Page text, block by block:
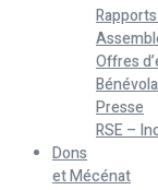
Offres
Presse
RSE –
Dons
et Mécénat